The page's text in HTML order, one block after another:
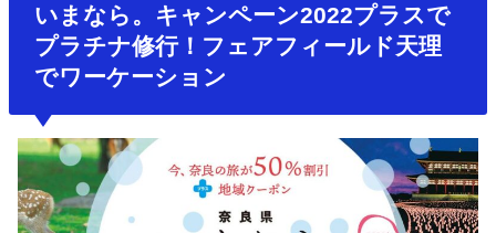
いまなら。キャンペーン2022プラスで
プラチナ修行！フェアフィールド天理
でワーケーション